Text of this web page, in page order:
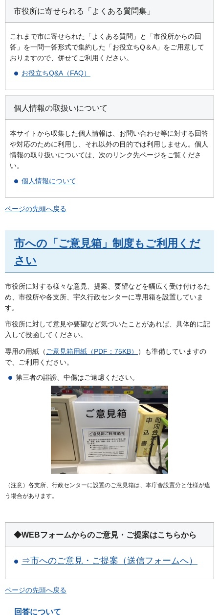
市役所に寄せられる「よくある質問集」
これまで市に寄せられた「よくある質問」と「市役所からの回
答」を一問一答形式で集約した「お役立ちQ＆A」をご用意して
おりますので、併せてご利用ください。
お役立ちQ&A（FAQ）
個人情報の取扱いについて
本サイトから収集した個人情報は、お問い合わせ等に対する回答
や対応のために利用し、それ以外の目的では利用しません。個人
情報の取り扱いについては、次のリンク先ページをご覧くださ
い。
個人情報について
ページの先頭へ戻る
市への「ご意見箱」制度もご利用くだ
さい
市役所に対する様々な意見、提案、要望などを幅広く受け付けるた
め、市役所や各支所、宇久行政センターに専用箱を設置していま
す。
市役所に対して意見や要望など気づいたことがあれば、具体的に記
入して投函してください。
専用の用紙（ ご意見箱用紙（PDF：75KB）
）も準備していますの
で、ご利用ください。
第三者の誹謗、中傷はご遠慮ください。
（注意）各支所、行政センターに設置のご意見箱は、本庁舎設置分と仕様が違
う場合があります。
◆WEBフォームからのご意見・ご提案はこちらから
⇒市へのご意見・ご提案（送信フォームへ）
ページの先頭へ戻る
回答について